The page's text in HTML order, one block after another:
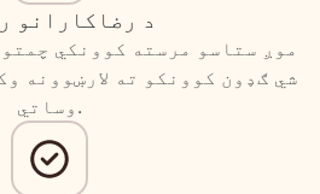
د رضاکارانو
موږ ستاسو مرسته کوونکي
شي ګډون کوونکو ته لارښوونه
وساتي.